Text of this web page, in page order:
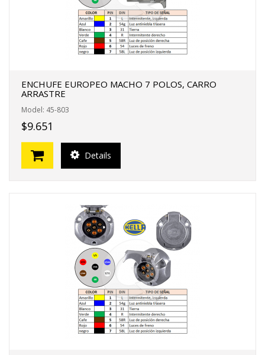
ENCHUFE EUROPEO MACHO 7 POLOS, CARRO
ARRASTRE
Model: 45-803
$9.651
Details